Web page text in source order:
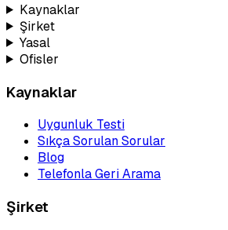
Kaynaklar
Şirket
Yasal
Ofisler
Kaynaklar
Uygunluk Testi
Sıkça Sorulan Sorular
Blog
Telefonla Geri Arama
Şirket